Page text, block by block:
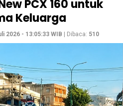
PCX 160 untuk
Keluarga
2026 - 13:05:33 WIB | Dibaca: 510